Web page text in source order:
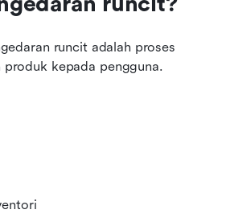
runcit adalah proses
kepada pengguna.